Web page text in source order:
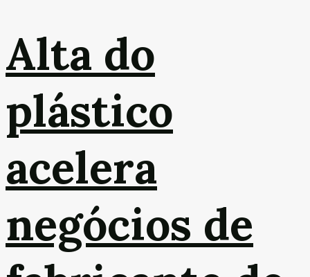
Alta do
plástico
acelera
negócios de